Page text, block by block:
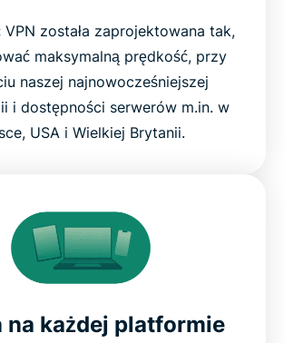
VPN została zaprojektowana tak,
maksymalną prędkość, przy
naszej najnowocześniejszej
i dostępności serwerów m.in. w
USA i Wielkiej Brytanii.
na każdej platformie